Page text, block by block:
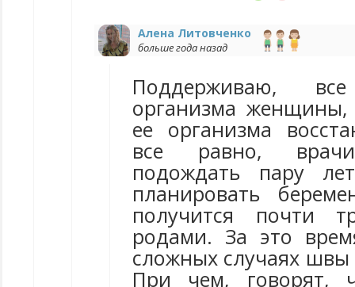
Алена Литовченко
больше года назад
Поддерживаю,
организма
ее организма
все равно,
подождать пару
планировать
получится почти
родами. За это
сложных случаях
При чем, говорят,